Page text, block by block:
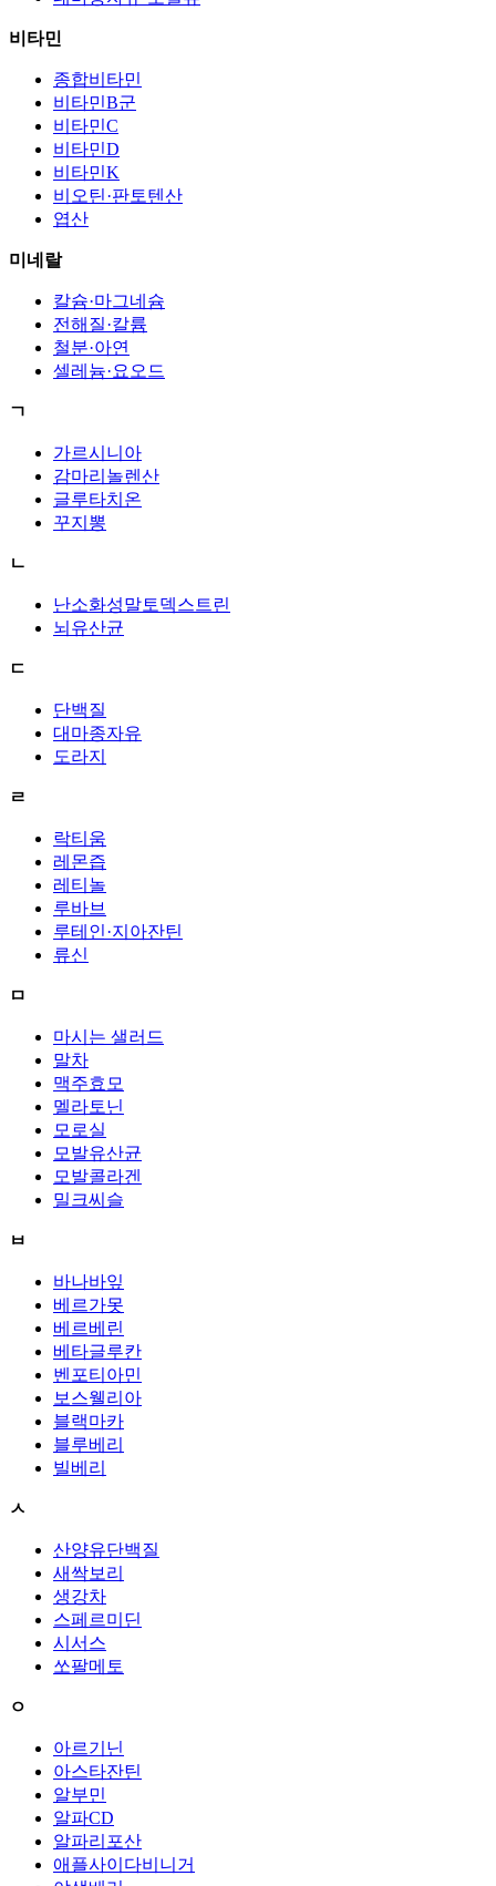
비타민
종합비타민
비타민B군
비타민C
비타민D
비타민K
비오틴·판토텐산
엽산
미네랄
칼슘·마그네슘
전해질·칼륨
철분·아연
셀레늄·요오드
ㄱ
가르시니아
감마리놀렌산
글루타치온
꾸지뽕
ㄴ
난소화성말토덱스트린
뇌유산균
ㄷ
단백질
대마종자유
도라지
ㄹ
락티움
레몬즙
레티놀
루바브
루테인·지아잔틴
류신
ㅁ
마시는 샐러드
말차
맥주효모
멜라토닌
모로실
모발유산균
모발콜라겐
밀크씨슬
ㅂ
바나바잎
베르가못
베르베린
베타글루칸
벤포티아민
보스웰리아
블랙마카
블루베리
빌베리
ㅅ
산양유단백질
새싹보리
생강차
스페르미딘
시서스
쏘팔메토
ㅇ
아르기닌
아스타잔틴
알부민
알파CD
알파리포산
애플사이다비니거